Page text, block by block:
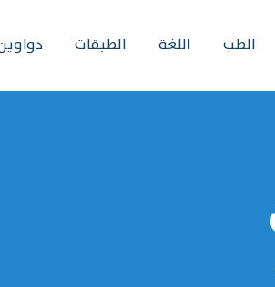
الطب اللغة الطبقات